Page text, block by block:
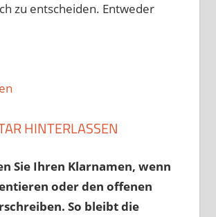
zu entscheiden. Entweder
HINTERLASSEN
Sie Ihren Klarnamen, wenn
oder den offenen
So bleibt die